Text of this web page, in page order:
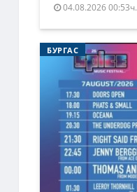
04.08.2026 00:53ч.
БУРГАС